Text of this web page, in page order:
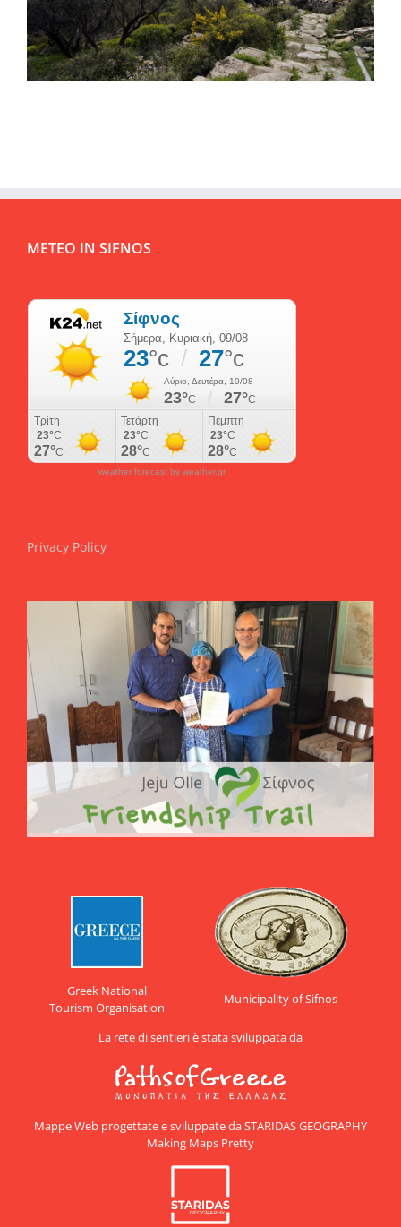
METEO IN SIFNOS
weather forecast by weather.gr
Privacy Policy
Greek National
Tourism Organisation
Municipality of Sifnos
La rete di sentieri è stata sviluppata da
Mappe Web progettate e sviluppate da STARIDAS GEOGRAPHY
Making Maps Pretty